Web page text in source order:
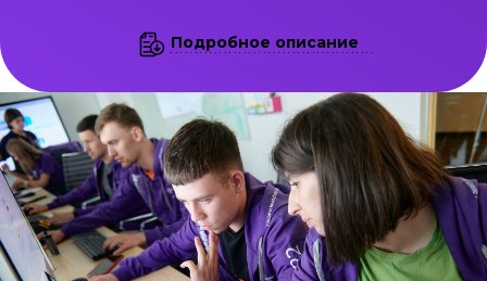
Подробное описание
..........................................